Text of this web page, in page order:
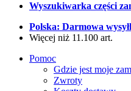
Wyszukiwarka części
Polska: Darmowa
Więcej niż 11.100 art.
Pomoc
Gdzie jest moje
Zwroty